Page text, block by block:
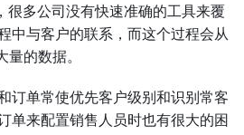
多公司没有快速准确的工具来覆
中与客户的联系，而这个过程会从
的数据。
订单常使优先客户级别和识别常客
单来配置销售人员时也有很大的困